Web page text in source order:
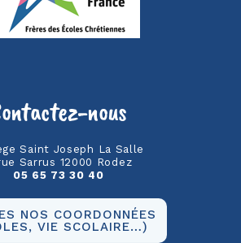
nous
Saint Joseph La Salle
Sarrus 12000 Rodez
05 65 73 30 40
NOS COORDONNÉES
VIE SCOLAIRE…)